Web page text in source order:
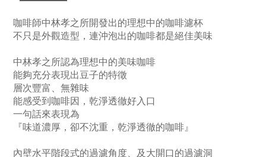
咖啡師中林孝之所開發出的理想中的咖啡濾杯
不只是外觀造型，連沖泡出的咖啡都是絕佳美味
中林孝之所認為理想中的美味咖啡
能夠充分表現出豆子的特徵
層次豐富、無雜味
能感受到咖啡因，乾淨透徹好入口
一句話來表現為
『味道濃厚，卻不沈重，乾淨透徹的咖啡』
內壁水平階段式的過濾角度、及大開口的過濾洞